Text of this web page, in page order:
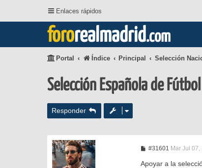
Enlaces rápidos
fororealmadrid.com
Portal Índice Principal Selección
Selección Española de Fútbol
Responder
#31601 M
n
Mar Jul
Apoyar a la